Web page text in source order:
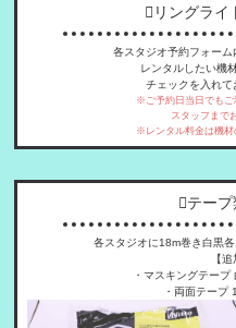
リングライ
各スタジオ予約フォー
レンタルしたい機
チェックを入れて
※ご予約日当日でもご
スタッフまで
※レンタル料金は機材
テー
各スタジオに18m巻き白黒
【
・マスキングテー
・両面テープ